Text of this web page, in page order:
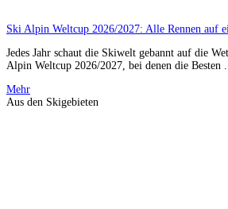
Ski Alpin Weltcup 2026/2027: Alle Rennen auf
Jedes Jahr schaut die Skiwelt gebannt auf die
Alpin Weltcup 2026/2027, bei denen die Besten
Mehr
Aus den Skigebieten